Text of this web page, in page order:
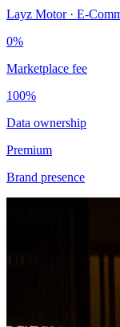
Layz Motor · E-
0%
Marketplace fee
100%
Data ownership
Premium
Brand presence